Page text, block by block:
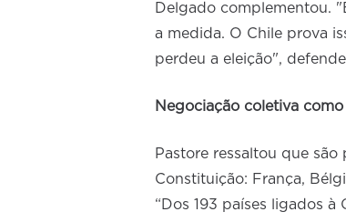
Delgado complementou.
a medida. O Chile prova
perdeu a eleição",
Negociação coletiva
Pastore ressaltou que
Constituição: França,
“Dos 193 países ligados